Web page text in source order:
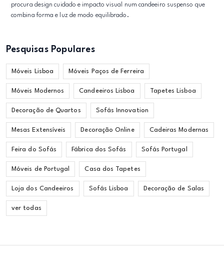
procura design cuidado e impacto visual num candeeiro suspenso que
combina forma e luz de modo equilibrado.
Pesquisas Populares
Móveis Lisboa Móveis Paços de Ferreira
Móveis Modernos Candeeiros Lisboa Tapetes Lisboa
Decoração de Quartos Sofás Innovation
Mesas Extensíveis Decoração Online Cadeiras Modernas
Feira do Sofás Fábrica dos Sofás Sofás Portugal
Móveis de Portugal Casa dos Tapetes
Loja dos Candeeiros Sofás Lisboa Decoração de Salas
ver todas